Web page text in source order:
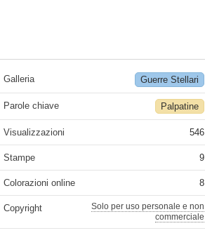
Galleria Guerre Stellari
Parole chiave Palpatine
Visualizzazioni 546
Stampe 9
Colorazioni online 8
Copyright
Solo per uso personale e non
commerciale